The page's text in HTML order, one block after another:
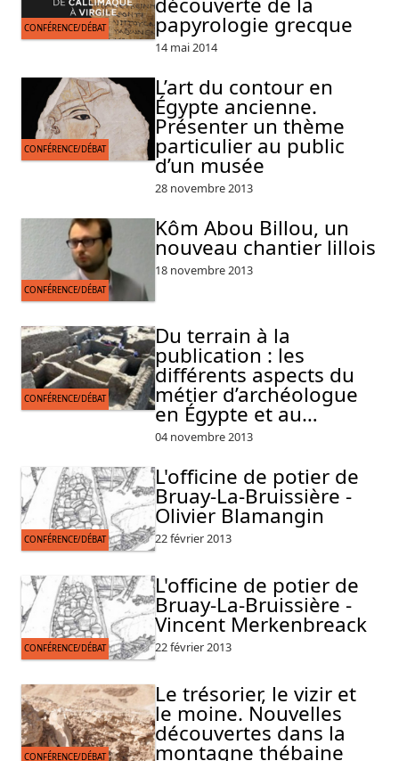
CONFÉRENCE/DÉBAT papyrologie grecque
14 mai 2014
CONFÉRENCE/DÉBAT
L’art du contour en
Égypte ancienne.
Présenter un thème
particulier au public
d’un musée
28 novembre 2013
CONFÉRENCE/DÉBAT
Kôm Abou Billou, un
nouveau chantier lillois
18 novembre 2013
CONFÉRENCE/DÉBAT
Du terrain à la
publication : les
différents aspects du
métier d’archéologue
en Égypte et au…
04 novembre 2013
CONFÉRENCE/DÉBAT
L'officine de potier de
Bruay-La-Bruissière -
Olivier Blamangin
22 février 2013
CONFÉRENCE/DÉBAT
L'officine de potier de
Bruay-La-Bruissière -
Vincent Merkenbreack
22 février 2013
CONFÉRENCE/DÉBAT
Le trésorier, le vizir et
le moine. Nouvelles
découvertes dans la
montagne thébaine